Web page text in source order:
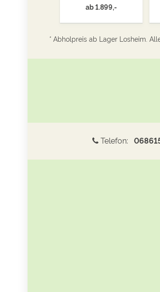
ab1.899,-
* Abholpreis ab Lager Losheim.
Telefon: